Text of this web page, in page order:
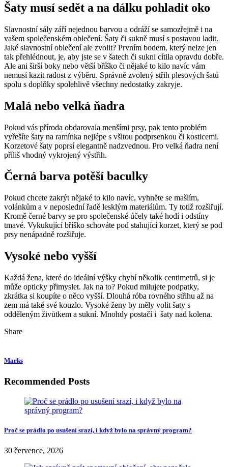
Šaty musí sedět a na dálku pohladit oko
Slavnostní sály září nejednou barvou a odráží se samozřejmě i na
vašem společenském oblečení. Šaty či sukně musí s postavou ladit.
Jaké slavnostní oblečení ale zvolit? Prvním bodem, který nelze jen
tak přehlédnout, je, aby jste se v šatech či sukni cítila opravdu dobře.
Ale ani širší boky nebo větší bříško či nějaké to kilo navíc vám
nemusí kazit radost z výběru. Správně zvolený střih plesových šatů
spolu s doplňky spolehlivě všechny nedostatky zakryje.
Malá nebo velká ňadra
Pokud vás příroda obdarovala menšími prsy, pak tento problém
vyřešíte šaty na ramínka nejlépe s všitou podprsenkou či kosticemi.
Korzetové šaty poprsí elegantně nadzvednou. Pro velká ňadra není
příliš vhodný vykrojený výstřih.
Černá barva potěší baculky
Pokud chcete zakrýt nějaké to kilo navíc, vyhněte se mašlím,
volánkům a v neposlední řadě lesklým materiálům. Ty totiž rozšiřují.
Kromě černé barvy se pro společenské účely také hodí i odstíny
tmavé. Vykukující bříško schováte pod stahující korzet, který se pod
prsy nenápadně rozšiřuje.
Vysoké nebo vyšší
Každá žena, které do ideální výšky chybí několik centimetrů, si je
může opticky přimyslet. Jak na to? Pokud milujete podpatky,
zkrátka si koupíte o něco vyšší. Dlouhá róba rovného střihu až na
zem má také své kouzlo. Vysoké ženy by měly volit šaty s
odděleným živůtkem a sukní. Mnohdy postačí i šaty nad kolena.
Share
Marks
Recommended Posts
Proč se prádlo po usušení srazí, i když bylo na správný program?
30 července, 2026